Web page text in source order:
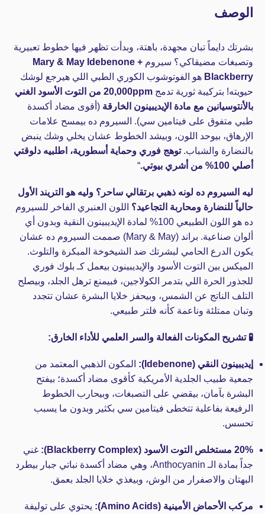
الوصف
بشرتك دايماً تبان مجهدة، باهتة، وبدأت تظهر فيها خطوط تعبيرية
وتصبغات مضيقاكي؟ سيروم Mary & May Idebenone +
Blackberry هو الفوتوشوب الكوري الطبي اللي هيرجع لوشك
حيويته! بتركيبة ثورية تدمج
20,000ppm من التوت الأسود الغني
بالأنتوسيانين مع مادة الإيديبينون الخارقة (أقوى مضاد أكسدة
طبي متفوق على فيتامين سي). السيروم ده بيمسح علامات
الإرهاق، بيوحد اللون، وبيشد الخطوط عشان يخلي وشك ينبض
بالنضارة والشباب.توهج فوري وحماية أسطورية، اطلبيه دلوقتي
أصلي 100% من أشري بيوتي.
“
ليه السيروم ده لونه ذهبي برتقالي ساحر؟ وليه هو التريند الأول
حالياً للنضارة ومحاربة التجاعيد؟ اللون العنبري الفاخر للسيروم
ده هو اللون الطبيعي 100% لمادة الإيديبينون النقية وبدون أي
ألوان صناعية. براند (Mary & May) صممت السيروم ده عشان
يكون الدرع الحامي لبشرتك ضد الشيخوخة المبكرة والتلوث.
الميكس بين التوت الأسود والإيديبينون بيعمل كـ بلوك فوري
للجذور الحرة اللي بتدمر الكولاجين، فبيمنع ترهل الجلد، وبيصلح
التلف الناتج عن الشمس، وبيحفز خلايا البشرة عشان تتجدد
وتبان ممتلئة وناعمة كأنه فلتر طبيعي.
🧪 تشريح المكونات الفعالة والسر العلمي للأداء الخارق:
إيديبينون النقي (Idebenone):
المكون الذهبي المعتمد من
جمعية طبيب الجلدية الأمريكية كأقوى مضاد أكسدة؛ بيفتح
البشرة بآمان، بيقضي على التصبغات، وبيحارب الخطوط
الرفيعة بفاعلية تتخطى فيتامين سي بكثير وبدون ما يسبب
تحسس.
20% مستخلص التوت الأسود (Blackberry Complex):
غني
جداً بمادة الـ Anthocyanin، وهي مضاد أكسدة نباتي جبار بيطرد
البهتان والاصفرار من الوش، وبيغذي خلايا الجلد بعمق.
مركب الأحماض الأمينية (Amino Acids): يحتوي على توليفة